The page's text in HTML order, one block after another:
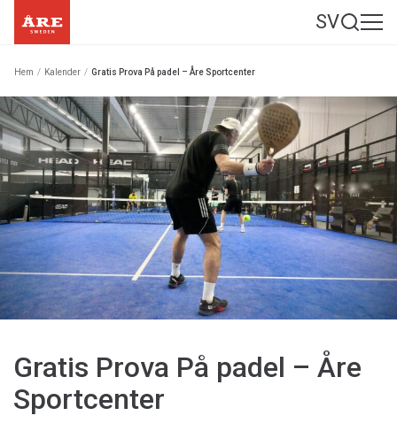
SV
Hem / Kalender / Gratis Prova På padel – Åre Sportcenter
Gratis Prova På padel – Åre
Sportcenter